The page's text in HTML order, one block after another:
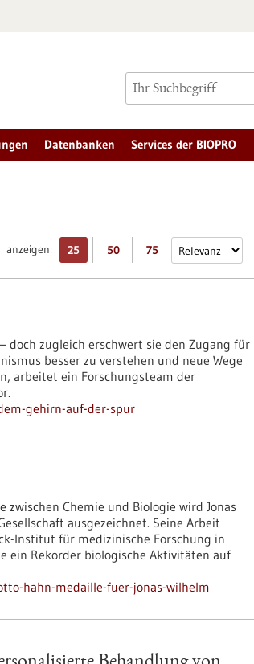
Datenbanken Services der BIOPRO
anzeigen: 25 50 75
doch zugleich erschwert sie den Zugang für
besser zu verstehen und neue Wege
arbeitet ein Forschungsteam der
gehirn-auf-der-spur
Chemie und Biologie wird Jonas
ausgezeichnet. Seine Arbeit
Institut für medizinische Forschung in
ein Rekorder biologische Aktivitäten auf
hahn-medaille-fuer-jonas-wilhelm